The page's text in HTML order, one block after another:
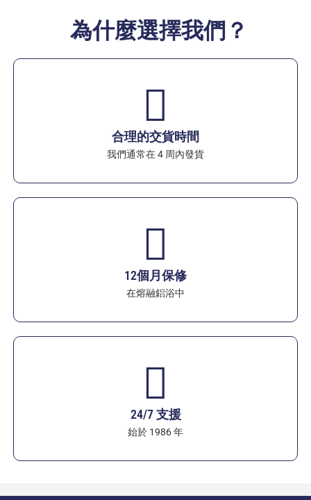
為什麼選擇我們？
合理的交貨時間
我們通常在 4 周內發貨
12個月保修
在熔融鋁浴中
24/7 支援
始於 1986 年